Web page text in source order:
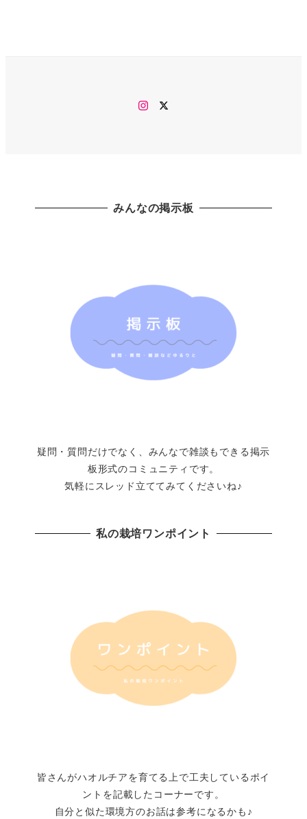
Instagram
みんなの掲示板
疑問・質問だけでなく、みんなで雑談もできる掲示
板形式のコミュニティです。
気軽にスレッド立ててみてくださいね♪
私の栽培ワンポイント
皆さんがハオルチアを育てる上で工夫しているポイ
ントを記載したコーナーです。
自分と似た環境方のお話は参考になるかも♪